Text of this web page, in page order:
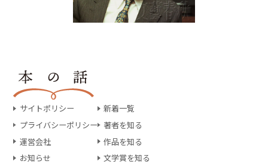
サイトポリシー
プライバシーポリシー
運営会社
お知らせ
新着一覧
著者を知る
作品を知る
文学賞を知る